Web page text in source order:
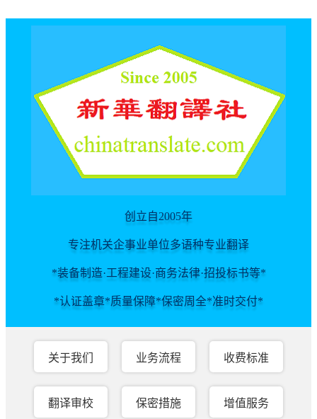
创立自2005年
专注机关企事业单位多语种专业翻译
*装备制造·工程建设·商务法律·招投标书等*
*认证盖章*质量保障*保密周全*准时交付*
关于我们 业务流程 收费标准
翻译审校 保密措施 增值服务